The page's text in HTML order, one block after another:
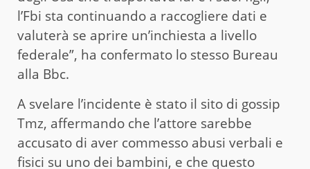
l’Fbi sta continuando a raccogliere dati e
valuterà se aprire un’inchiesta a livello
federale”, ha confermato lo stesso Bureau
alla Bbc.
A svelare l’incidente è stato il sito di gossip
Tmz, affermando che l’attore sarebbe
accusato di aver commesso abusi verbali e
fisici su uno dei bambini, e che questo